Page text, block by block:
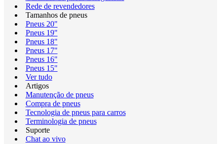
Rede de revendedores
Tamanhos de pneus
Pneus 20"
Pneus 19"
Pneus 18"
Pneus 17"
Pneus 16"
Pneus 15"
Ver tudo
Artigos
Manutenção de pneus
Compra de pneus
Tecnologia de pneus para carros
Terminologia de pneus
Suporte
Chat ao vivo